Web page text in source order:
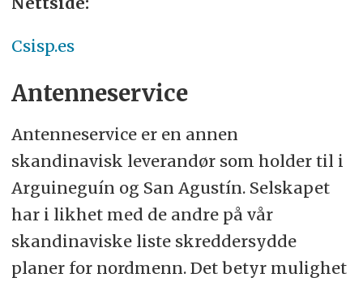
Csisp.es
Antenneservice
Antenneservice er en annen
skandinavisk leverandør som holder til i
Arguineguín og San Agustín. Selskapet
har i likhet med de andre på vår
skandinaviske liste skreddersydde
planer for nordmenn. Det betyr mulighet